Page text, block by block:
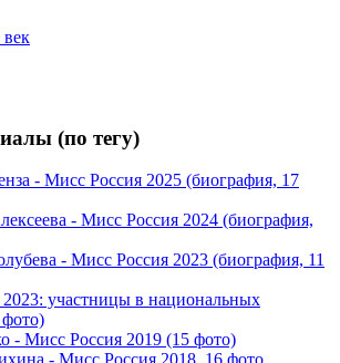
век
(по тегу)
- Мисс Россия 2025 (биография, 17
- Мисс Россия 2024 (биография,
- Мисс Россия 2023 (биография, 11
участницы в национальных
- Мисс Россия 2019 (15 фото)